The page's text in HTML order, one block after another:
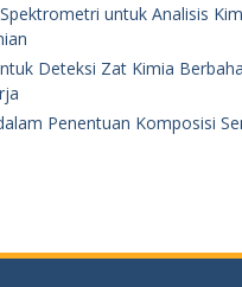
untuk Analisis
Deteksi Zat Kimia
Penentuan Komposisi